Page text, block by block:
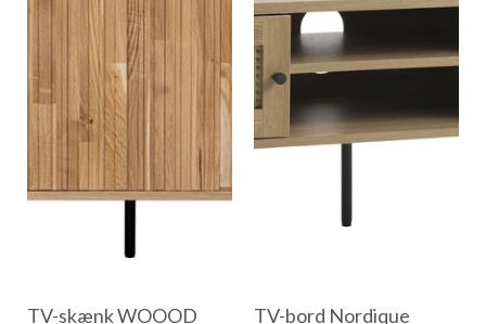
TV-skænk WOOOD
TV-bord Nordique